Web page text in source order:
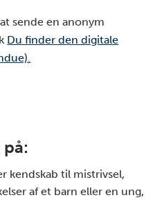
sende en anonym
Du finder den digitale
kendskab til mistrivsel,
af et barn eller en ung,